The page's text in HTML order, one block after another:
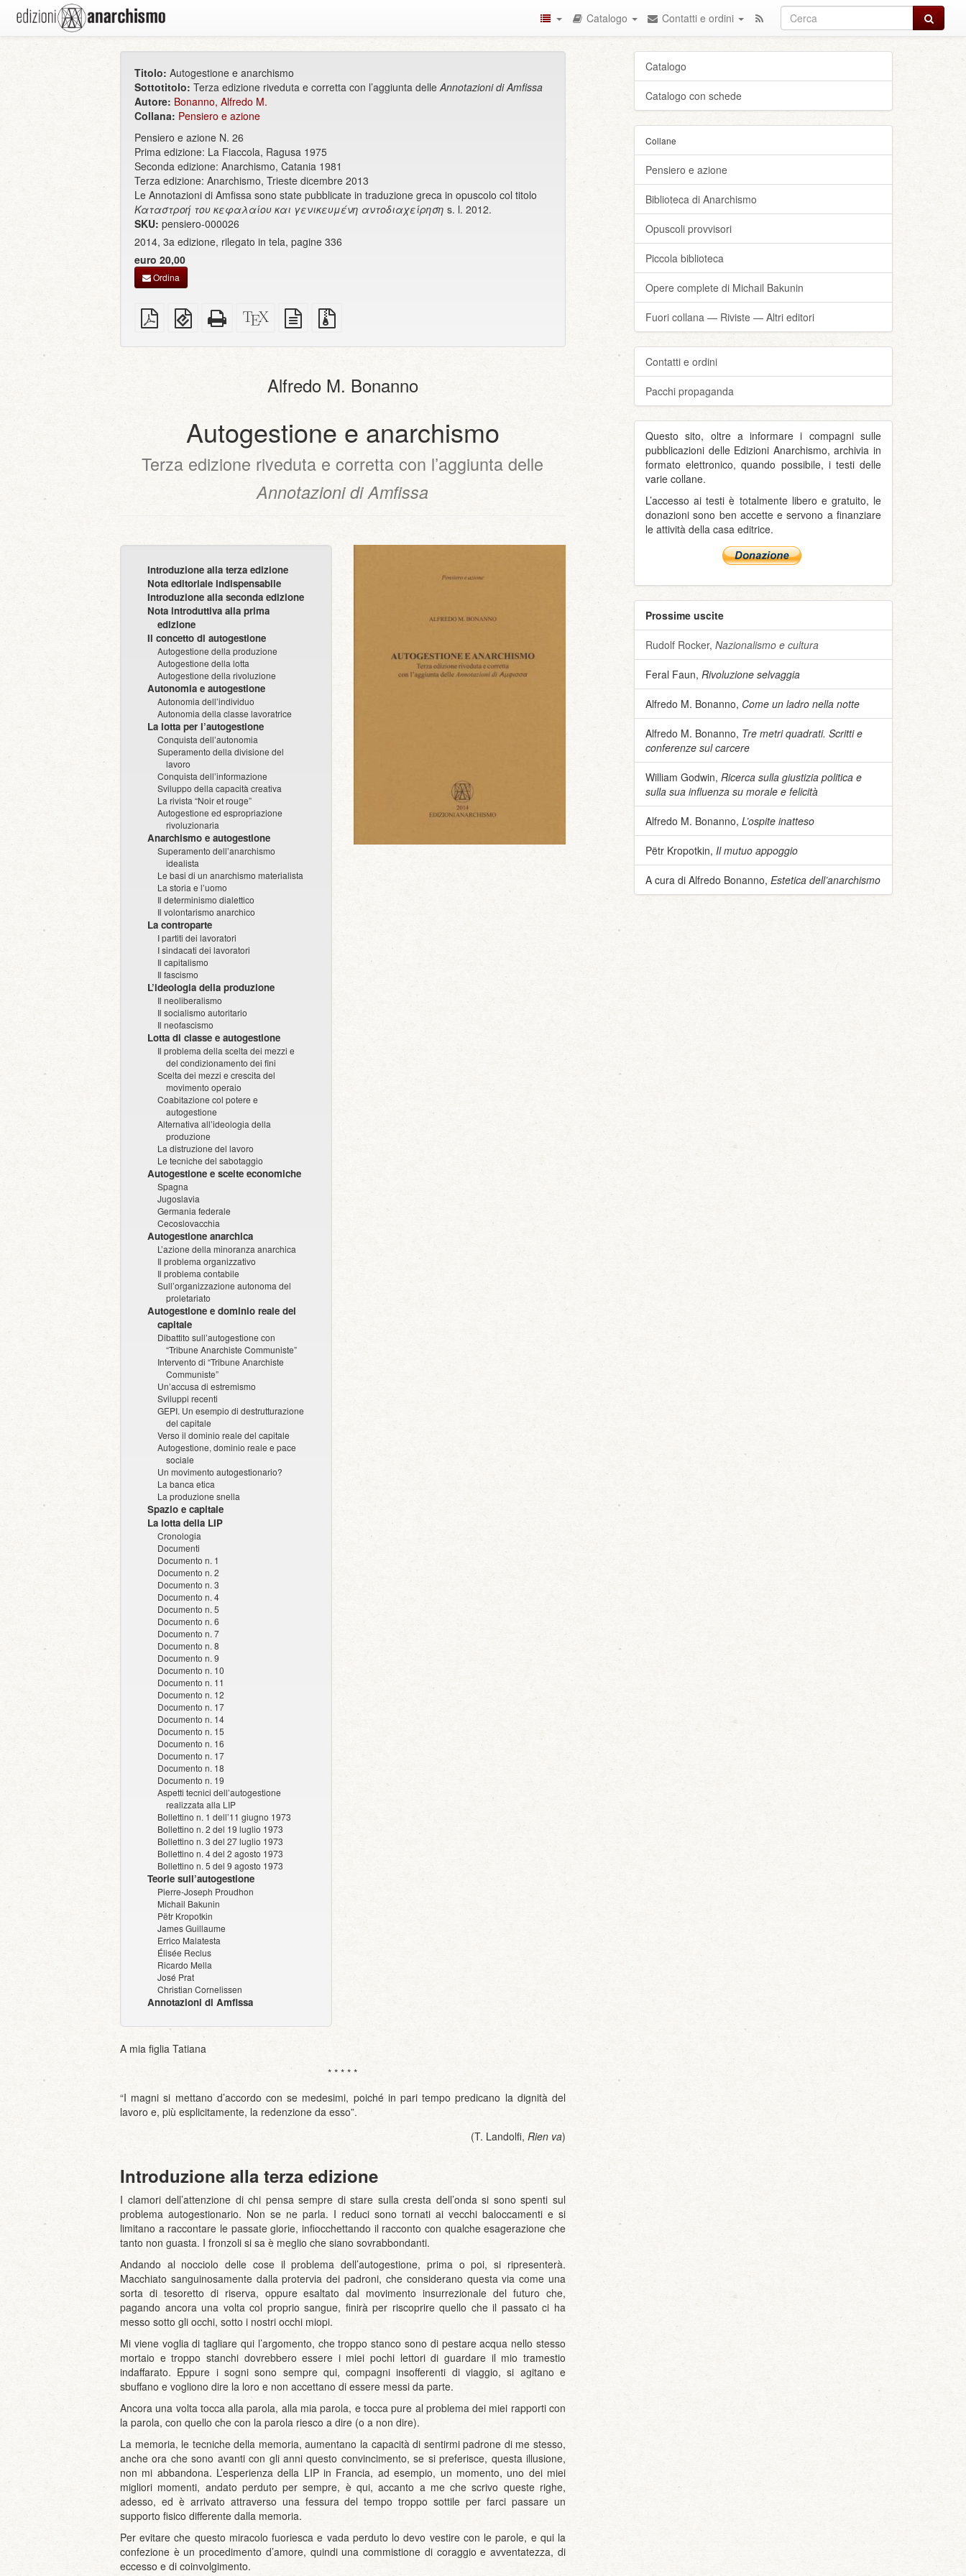
Cerca
Catalogo Contatti e ordini
Titolo: Autogestione e anarchismo
Sottotitolo: Terza edizione riveduta e corretta con l’aggiunta delleAnnotazioni di Amfissa
Autore: Bonanno, Alfredo M.
Collana: Pensiero e azione
Pensiero e azione N. 26
Prima edizione: La Fiaccola, Ragusa 1975
Seconda edizione: Anarchismo, Catania 1981
Terza edizione: Anarchismo, Trieste dicembre 2013
Le Annotazioni di Amfissa sono state pubblicate in traduzione greca in opuscolo col titolo
Καταστροή του κεφαλαίου και γενικευμένη αντοδιαχείρηση s. l. 2012.
SKU: pensiero-000026
2014, 3a edizione, rilegato in tela, pagine 336
euro 20,00
Ordina
PDF
semplice
EPUB
(per
HTML
completo
Sorgenti
XeLaTeX
sorgente
Alfredo M. Bonanno
Autogestione e anarchismo
Terza edizione riveduta e corretta con l’aggiunta delle
Annotazioni di Amfissa
Introduzione alla terza edizione
Nota editoriale indispensabile
Introduzione alla seconda edizione
Nota introduttiva alla prima
edizione
Il concetto di autogestione
Autogestione della produzione
Autogestione della lotta
Autogestione della rivoluzione
Autonomia e autogestione
Autonomia dell’individuo
Autonomia della classe lavoratrice
La lotta per l’autogestione
Conquista dell’autonomia
Superamento della divisione del
lavoro
Conquista dell’informazione
Sviluppo della capacità creativa
La rivista “Noir et rouge”
Autogestione ed espropriazione
rivoluzionaria
Anarchismo e autogestione
Superamento dell’anarchismo
idealista
Le basi di un anarchismo materialista
La storia e l’uomo
Il determinismo dialettico
Il volontarismo anarchico
La controparte
I partiti dei lavoratori
I sindacati dei lavoratori
Il capitalismo
Il fascismo
L’ideologia della produzione
Il neoliberalismo
Il socialismo autoritario
Il neofascismo
Lotta di classe e autogestione
Il problema della scelta dei mezzi e
del condizionamento dei fini
Scelta dei mezzi e crescita del
movimento operaio
Coabitazione col potere e
autogestione
Alternativa all’ideologia della
produzione
La distruzione del lavoro
Le tecniche del sabotaggio
Autogestione e scelte economiche
Spagna
Jugoslavia
Germania federale
Cecoslovacchia
Autogestione anarchica
L’azione della minoranza anarchica
Il problema organizzativo
Il problema contabile
Sull’organizzazione autonoma del
proletariato
Autogestione e dominio reale del
capitale
Dibattito sull’autogestione con
“Tribune Anarchiste Communiste”
Intervento di “Tribune Anarchiste
Communiste”
Un’accusa di estremismo
Sviluppi recenti
GEPI. Un esempio di destrutturazione
del capitale
Verso il dominio reale del capitale
Autogestione, dominio reale e pace
sociale
Un movimento autogestionario?
La banca etica
La produzione snella
Spazio e capitale
La lotta della LIP
Cronologia
Documenti
Documento n. 1
Documento n. 2
Documento n. 3
Documento n. 4
Documento n. 5
Documento n. 6
Documento n. 7
Documento n. 8
Documento n. 9
Documento n. 10
Documento n. 11
Documento n. 12
Documento n. 17
Documento n. 14
Documento n. 15
Documento n. 16
Documento n. 17
Documento n. 18
Documento n. 19
Aspetti tecnici dell’autogestione
realizzata alla LIP
Bollettino n. 1 dell’11 giugno 1973
Bollettino n. 2 del 19 luglio 1973
Bollettino n. 3 del 27 luglio 1973
Bollettino n. 4 del 2 agosto 1973
Bollettino n. 5 del 9 agosto 1973
Teorie sull’autogestione
Pierre-Joseph Proudhon
Michail Bakunin
Pëtr Kropotkin
James Guillaume
Errico Malatesta
Élisée Reclus
Ricardo Mella
José Prat
Christian Cornelissen
Annotazioni di Amfissa
A mia figlia Tatiana
* * * * *
“I magni si mettano d’accordo con se medesimi, poiché in pari tempo predicano la dignità del
lavoro e, più esplicitamente, la redenzione da esso”.
(T. Landolfi, Rien va)
Introduzione alla terza edizione
I clamori dell’attenzione di chi pensa sempre di stare sulla cresta dell’onda si sono spenti sul
problema autogestionario. Non se ne parla. I reduci sono tornati ai vecchi baloccamenti e si
limitano a raccontare le passate glorie, infiocchettando il racconto con qualche esagerazione che
tanto non guasta. I fronzoli si sa è meglio che siano sovrabbondanti.
Andando al nocciolo delle cose il problema dell’autogestione, prima o poi, si ripresenterà.
Macchiato sanguinosamente dalla protervia dei padroni, che considerano questa via come una
sorta di tesoretto di riserva, oppure esaltato dal movimento insurrezionale del futuro che,
pagando ancora una volta col proprio sangue, finirà per riscoprire quello che il passato ci ha
messo sotto gli occhi, sotto i nostri occhi miopi.
Mi viene voglia di tagliare qui l’argomento, che troppo stanco sono di pestare acqua nello stesso
mortaio e troppo stanchi dovrebbero essere i miei pochi lettori di guardare il mio tramestio
indaffarato. Eppure i sogni sono sempre qui, compagni insofferenti di viaggio, si agitano e
sbuffano e vogliono dire la loro e non accettano di essere messi da parte.
Ancora una volta tocca alla parola, alla mia parola, e tocca pure al problema dei miei rapporti con
la parola, con quello che con la parola riesco a dire (o a non dire).
La memoria, le tecniche della memoria, aumentano la capacità di sentirmi padrone di me stesso,
anche ora che sono avanti con gli anni questo convincimento, se si preferisce, questa illusione,
non mi abbandona. L’esperienza della LIP in Francia, ad esempio, un momento, uno dei miei
migliori momenti, andato perduto per sempre, è qui, accanto a me che scrivo queste righe,
adesso, ed è arrivato attraverso una fessura del tempo troppo sottile per farci passare un
supporto fisico differente dalla memoria.
Per evitare che questo miracolo fuoriesca e vada perduto lo devo vestire con le parole, e qui la
confezione è un procedimento d’amore, quindi una commistione di coraggio e avventatezza, di
eccesso e di coinvolgimento.
Catalogo
Catalogo con schede
Collane
Pensiero e azione
Biblioteca di Anarchismo
Opuscoli provvisori
Piccola biblioteca
Opere complete di Michail Bakunin
Fuori collana — Riviste — Altri editori
Contatti e ordini
Pacchi propaganda
Questo sito, oltre a informare i compagni sulle
pubblicazioni delle Edizioni Anarchismo, archivia in
formato elettronico, quando possibile, i testi delle
varie collane.
L’accesso ai testi è totalmente libero e gratuito, le
donazioni sono ben accette e servono a finanziare
le attività della casa editrice.
Prossime uscite
Rudolf Rocker, Nazionalismo e cultura
Feral Faun, Rivoluzione selvaggia
Alfredo M. Bonanno, Come un ladro nella notte
Alfredo M. Bonanno, Tre metri quadrati. Scritti e
conferenze sul carcere
William Godwin, Ricerca sulla giustizia politica e
sulla sua influenza su morale e felicità
Alfredo M. Bonanno, L’ospite inatteso
Pëtr Kropotkin, Il mutuo appoggio
A cura di Alfredo Bonanno, Estetica dell’anarchismo